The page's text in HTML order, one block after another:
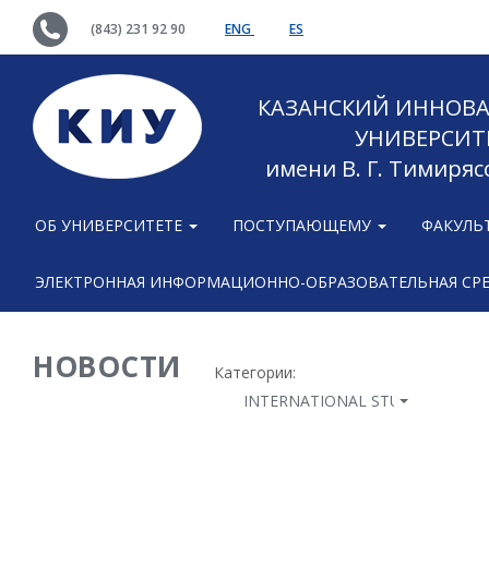
(843) 231 92 90 ENG ES
КАЗАНСКИЙ
имени В. Г.
ОБ УНИВЕРСИТЕТЕ ПОСТУПАЮЩЕМУ
ЭЛЕКТРОННАЯ ИНФОРМАЦИОННО-ОБРАЗОВАТЕЛЬНАЯ
НОВОСТИ
Категории:
INTERNATIONAL STUDENTS